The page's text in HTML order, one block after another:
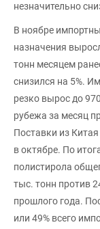
незначительно
В ноябре
назначения
тонн месяцем
снизился на 5%.
резко вырос до
рубежа за месяц
Поставки из
в октябре. По
полистирола
тыс. тонн против
прошлого года.
или 49% всего